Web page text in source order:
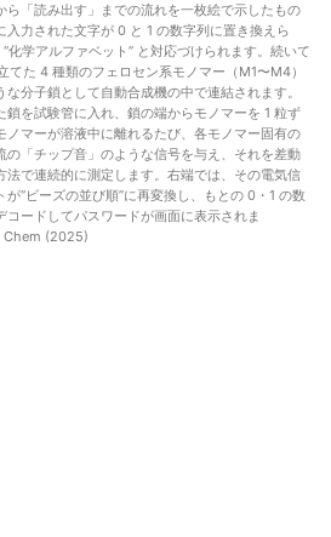
ら「読み出す」までの流れを一枚絵で示したもの
入力された文字が 0 と 1 の数字列に置き換えら
学アルファベット” と対応づけられます。続いて
てた 4 種類のフェロセン系モノマー（M1〜M4）
分子鎖として自動合成機の中で連結されます。
を試験管に入れ、鎖の端からモノマーを 1 粒ず
ノマーが溶液中に離れるたび、各モノマー固有の
の「チップ音」のような信号を与え、それを差動
法で連続的に測定します。右端では、その電気信
“ビーズの並び順”に再変換し、もとの 0・1 の数
ードしてパスワードが画面に表示されま
Chem (2025)